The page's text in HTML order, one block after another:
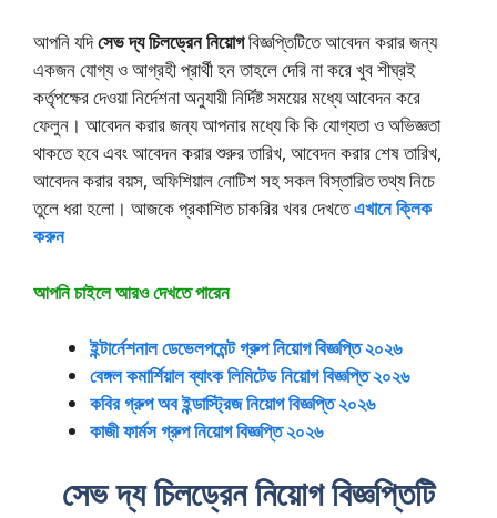
আপনি যদিসেভ দ্য চিলড্রেন নিয়োগবিজ্ঞপ্তিটিতে আবেদন করার জন্য
একজন যোগ্য ও আগ্রহী প্রার্থী হন তাহলে দেরি না করে খুব শীঘ্রই
কর্তৃপক্ষের দেওয়া নির্দেশনা অনুযায়ী নির্দিষ্ট সময়ের মধ্যে আবেদন করে
ফেলুন। আবেদন করার জন্য আপনার মধ্যে কি কি যোগ্যতা ও অভিজ্ঞতা
থাকতে হবে এবং আবেদন করার শুরুর তারিখ, আবেদন করার শেষ তারিখ,
আবেদন করার বয়স, অফিশিয়াল নোটিশ সহ সকল বিস্তারিত তথ্য নিচে
তুলে ধরা হলো। আজকে প্রকাশিত চাকরির খবর দেখতেএখানে ক্লিক
করুন
আপনি চাইলে আরও দেখতে পারেন
ইন্টার্নেশনাল ডেভেলপমেন্ট গ্রুপ নিয়োগ বিজ্ঞপ্তি ২০২৬
বেঙ্গল কমার্শিয়াল ব্যাংক লিমিটেড নিয়োগ বিজ্ঞপ্তি ২০২৬
কবির গ্রুপ অব ইন্ডাস্ট্রিজ নিয়োগ বিজ্ঞপ্তি ২০২৬
কাজী ফার্মস গ্রুপ নিয়োগ বিজ্ঞপ্তি ২০২৬
সেভ দ্য চিলড্রেন নিয়োগ বিজ্ঞপ্তিটি